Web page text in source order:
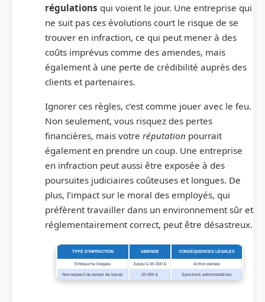
régulations qui voient le jour. Une entreprise qui
ne suit pas ces évolutions court le risque de se
trouver en infraction, ce qui peut mener à des
coûts imprévus comme des amendes, mais
également à une perte de crédibilité auprès des
clients et partenaires.
Ignorer ces règles, c’est comme jouer avec le feu.
Non seulement, vous risquez des pertes
financières, mais votre réputation pourrait
également en prendre un coup. Une entreprise
en infraction peut aussi être exposée à des
poursuites judiciaires coûteuses et longues. De
plus, l’impact sur le moral des employés, qui
préfèrent travailler dans un environnement sûr et
réglementairement correct, peut être désastreux.
TYPE D’INFRACTION AMENDE CONSÉQUENCES LÉGALES
Embauche illégale Jusqu’à 45 000 € Action pénale
Non-respect du temps de travail 20 000 € Sanctions administratives